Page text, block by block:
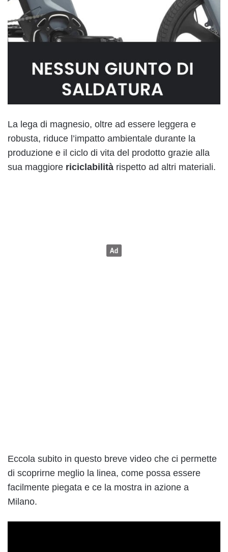
La lega di magnesio, oltre ad essere leggera e
robusta, riduce l’impatto ambientale durante la
produzione e il ciclo di vita del prodotto grazie alla
sua maggiore riciclabilità rispetto ad altri materiali.
Eccola subito in questo breve video che ci permette
di scoprirne meglio la linea, come possa essere
facilmente piegata e ce la mostra in azione a
Milano.